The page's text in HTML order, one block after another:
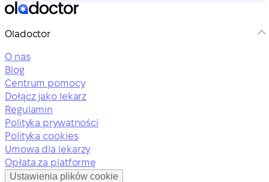
Oladoctor
O nas
Blog
Centrum pomocy
Dołącz jako lekarz
Regulamin
Polityka prywatności
Polityka cookies
Umowa dla lekarzy
Opłata za platformę
Ustawienia plików cookie